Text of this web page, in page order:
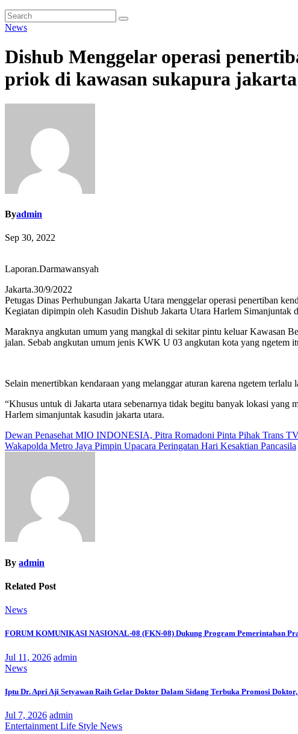
News
Dishub Menggelar operasi
priok di kawasan sukapura
Byadmin
Sep 30, 2022
Laporan.Darmawansyah
Jakarta.30/9/2022
Petugas Dinas Perhubungan Jakarta Utara menggelar operasi penertiban
Kegiatan dipimpin oleh Kasudin Dishub Jakarta Utara Harlem
Maraknya angkutan umum yang mangkal di sekitar pintu keluar Kawasan
jalan. Sebab angkutan umum jenis KWK U 03 angkutan kota yang ngetem
Selain menertibkan kendaraan yang melanggar aturan karena ngetem
“Khusus untuk di Jakarta utara sebenarnya tidak begitu banyak lokasi yang
Harlem simanjuntak kasudin jakarta utara.
Navigasi
pos
Dewan Penasehat MIO INDONESIA, Pitra Romadoni Pinta Pihak Trans
Wakapolda Metro Jaya Pimpin Upacara Peringatan Hari Kesaktian Pancasila
By admin
Related Post
News
FORUM KOMUNIKASI NASIONAL-08 (FKN-08) Dukung Program Pemerintahan
Jul 11, 2026 admin
News
Iptu Dr. Apri Aji Setyawan Raih Gelar Doktor Dalam Sidang Terbuka Promosi
Jul 7, 2026 admin
Entertainment Life Style News